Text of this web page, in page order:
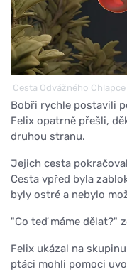
Cesta Odvážného
Bobři rychle postavili
Felix opatrně přešli,
druhou stranu.
Jejich cesta
Cesta vpřed byla
byly ostré a nebylo
"Co teď máme dělat?"
Felix ukázal na
ptáci mohli pomoci